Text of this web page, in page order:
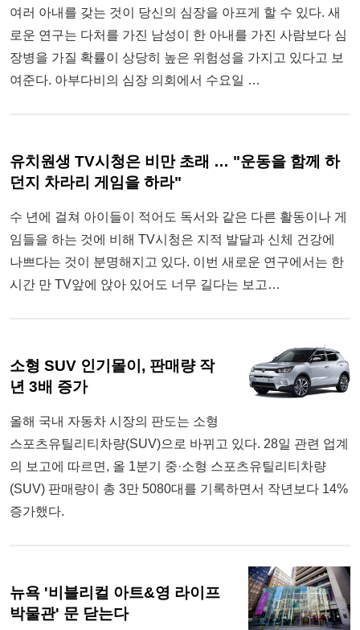
여러 아내를 갖는 것이 당신의 심장을 아프게 할 수 있다. 새
로운 연구는 다처를 가진 남성이 한 아내를 가진 사람보다 심
장병을 가질 확률이 상당히 높은 위험성을 가지고 있다고 보
여준다. 아부다비의 심장 의회에서 수요일 …
유치원생 TV시청은 비만 초래 … "운동을 함께 하
던지 차라리 게임을 하라"
수 년에 걸쳐 아이들이 적어도 독서와 같은 다른 활동이나 게
임들을 하는 것에 비해 TV시청은 지적 발달과 신체 건강에
나쁘다는 것이 분명해지고 있다. 이번 새로운 연구에서는 한
시간 만 TV앞에 앉아 있어도 너무 길다는 보고…
소형 SUV 인기몰이, 판매량 작
년 3배 증가
올해 국내 자동차 시장의 판도는 소형
스포츠유틸리티차량(SUV)으로 바뀌고 있다. 28일 관련 업계
의 보고에 따르면, 올 1분기 중·소형 스포츠유틸리티차량
(SUV) 판매량이 총 3만 5080대를 기록하면서 작년보다 14%
증가했다.
뉴욕 '비블리컬 아트&영 라이프
박물관' 문 닫는다